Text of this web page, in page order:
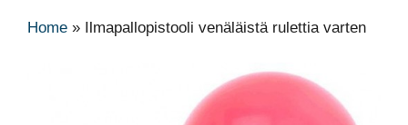
Home » Ilmapallopistooli venäläistä rulettia varten